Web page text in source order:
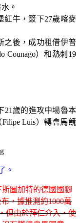
。
紅牛，簽下27歲喀麥
之後，成功租借伊普
Counago）和熱刺19
21歲的進攻中場魯本
Luis）轉會馬競
。
圖加特的德國國腳
，據推測約1000萬
但由於拜仁介入，使